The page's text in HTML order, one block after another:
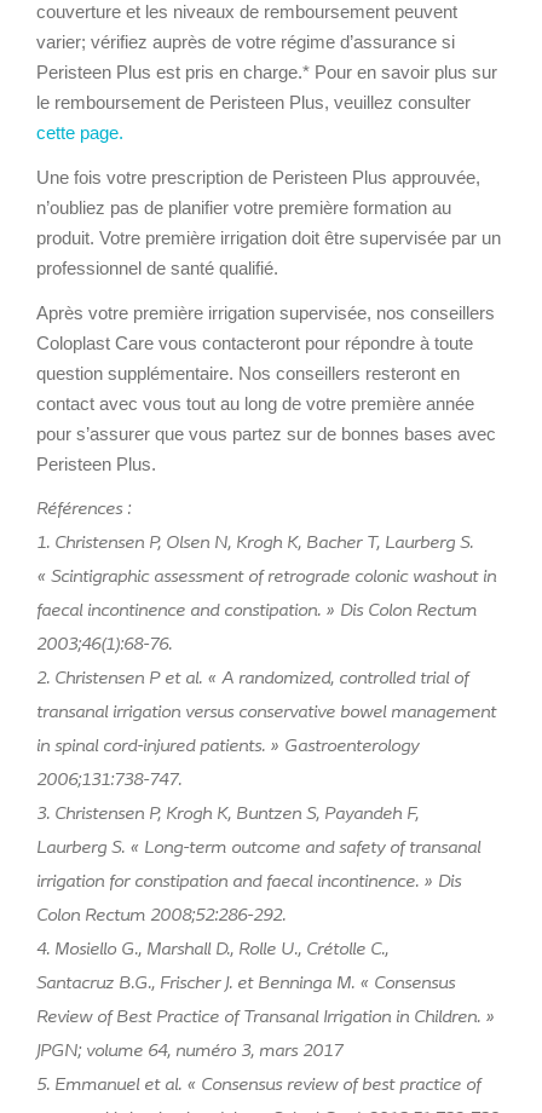
couverture et les niveaux de remboursement peuvent
varier; vérifiez auprès de votre régime d’assurance si
Peristeen Plus est pris en charge.* Pour en savoir plus sur
le remboursement de Peristeen Plus, veuillez consulter
cette page.
Une fois votre prescription de Peristeen Plus approuvée,
n’oubliez pas de planifier votre première formation au
produit. Votre première irrigation doit être supervisée par un
professionnel de santé qualifié.
Après votre première irrigation supervisée, nos conseillers
Coloplast Care vous contacteront pour répondre à toute
question supplémentaire. Nos conseillers resteront en
contact avec vous tout au long de votre première année
pour s’assurer que vous partez sur de bonnes bases avec
Peristeen Plus.
Références :
1. Christensen P, Olsen N, Krogh K, Bacher T, Laurberg S.
« Scintigraphic assessment of retrograde colonic washout in
faecal incontinence and constipation. » Dis Colon Rectum
2003;46(1):68-76.
2. Christensen P et al. « A randomized, controlled trial of
transanal irrigation versus conservative bowel management
in spinal cord-injured patients. » Gastroenterology
2006;131:738-747.
3. Christensen P, Krogh K, Buntzen S, Payandeh F,
Laurberg S. « Long-term outcome and safety of transanal
irrigation for constipation and faecal incontinence. » Dis
Colon Rectum 2008;52:286-292.
4. Mosiello G., Marshall D., Rolle U., Crétolle C.,
Santacruz B.G., Frischer J. et Benninga M. « Consensus
Review of Best Practice of Transanal Irrigation in Children. »
JPGN; volume 64, numéro 3, mars 2017
5. Emmanuel et al. « Consensus review of best practice of